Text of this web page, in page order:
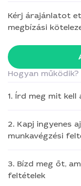
Kérj árajánlatot
megbízási
Hogyan működik?
1. Írd meg mit kell
2. Kapj ingyenes
munkavégzési
3. Bízd meg őt,
feltételek